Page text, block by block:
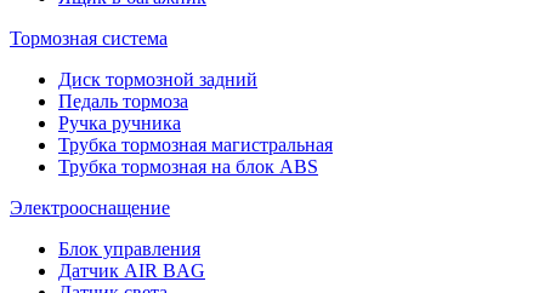
Тормозная система
Диск тормозной задний
Педаль тормоза
Ручка ручника
Трубка тормозная магистральная
Трубка тормозная на блок ABS
Электрооснащение
Блок управления
Датчик AIR BAG